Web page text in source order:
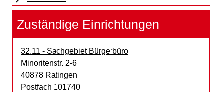
Zuständige Einrichtungen
32.11 - Sachgebiet Bürgerbüro
Straße:
Minoritenstr. Hausnummer:
2-6
PLZ:
40878 Ort:
Ratingen
Postfach 101740